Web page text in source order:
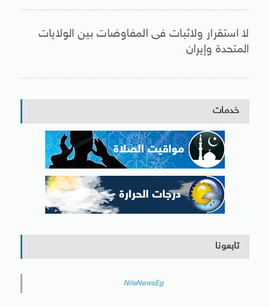
لا استقرار ولاثبات فى المفاوضات بين الولايات
المتحدة وإيران
خدمات
تابعونا
NileNewsEg